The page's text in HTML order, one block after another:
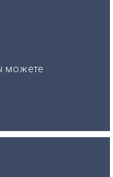
можете